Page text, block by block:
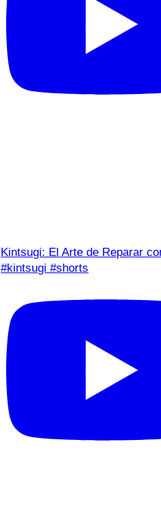
Kintsugi: El Arte de Reparar
#kintsugi #shorts